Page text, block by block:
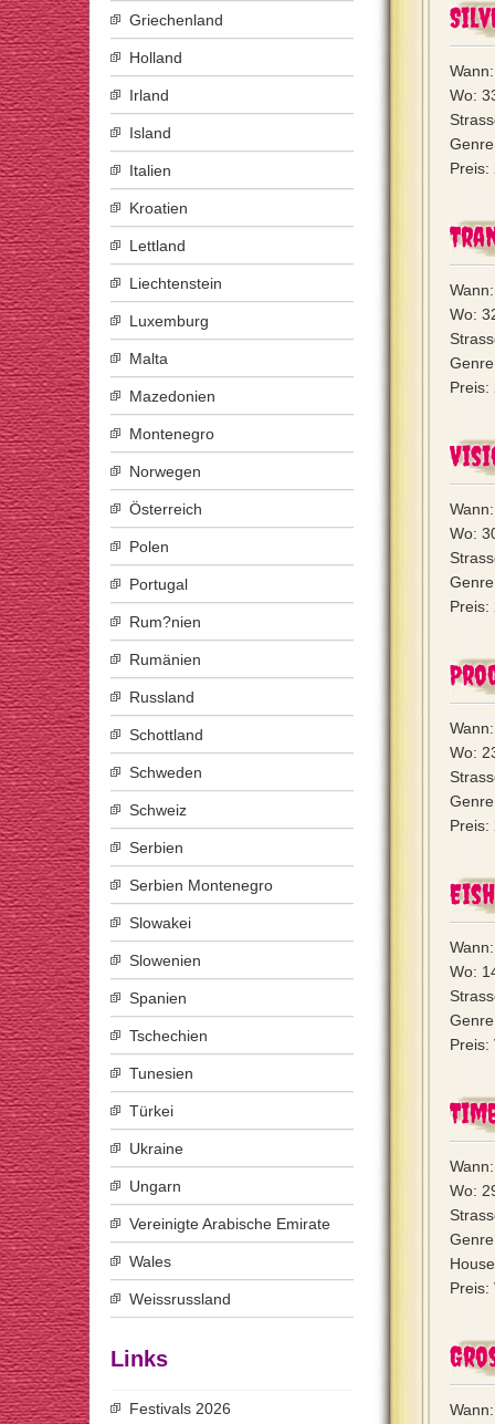
Wo:
Preis:
Wo:
Preis:
Wo:
Preis:
Wo:
Preis:
Wo:
Preis:
Wo:
Preis:
Griechenland
Holland
Irland
Island
Italien
Kroatien
Lettland
Liechtenstein
Luxemburg
Malta
Mazedonien
Montenegro
Norwegen
Österreich
Polen
Portugal
Rum?nien
Rumänien
Russland
Schottland
Schweden
Schweiz
Serbien
Serbien Montenegro
Slowakei
Slowenien
Spanien
Tschechien
Tunesien
Türkei
Ukraine
Ungarn
Vereinigte Arabische Emirate
Wales
Weissrussland
Links
Festivals 2026